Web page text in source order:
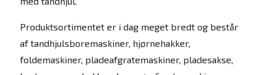
Produktsortimentet er i dag meget bredt og består
af tandhjulsboremaskiner, hjørnehakker,
foldemaskiner, pladeafgratemaskiner, pladesakse,